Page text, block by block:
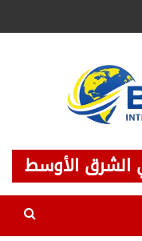
الشرق الأوسط